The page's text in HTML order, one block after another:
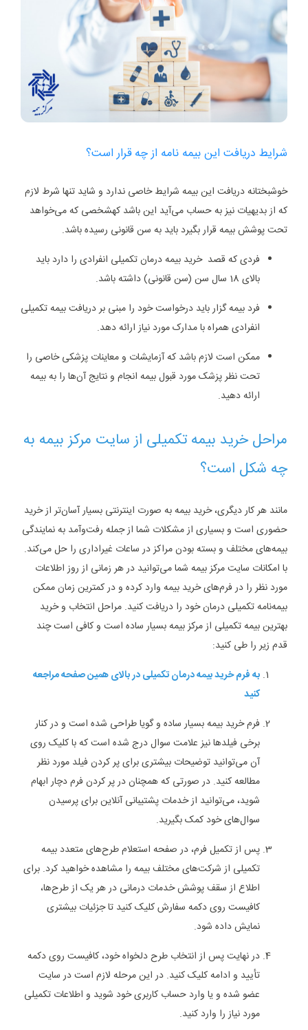
شرایط دریافت این بیمه نامه از چه قرار است؟
خوشبختانه دریافت این بیمه شرایط خاصی ندارد و شاید تنها شرط لازم
که از بدیهیات نیز به حساب می‌آید این باشد کهشخصی که می‌خواهد
تحت پوشش بیمه قرار بگیرد باید به سن قانونی رسیده باشد.
فردی که قصد خرید بیمه درمان تکمیلی انفرادی را دارد باید
بالای 18 سال سن (سن قانونی) داشته باشد.
فرد بیمه گزار باید درخواست خود را مبنی بر دریافت بیمه تکمیلی
انفرادی همراه با مدارک مورد نیاز ارائه دهد.
ممکن است لازم باشد که آزمایشات و معاینات پزشکی خاصی را
تحت نظر پزشک مورد قبول بیمه انجام و نتایج آن‌ها را به بیمه
ارائه دهید.
مراحل خرید بیمه تکمیلی از سایت مرکز بیمه به
چه شکل است؟
مانند هر کار دیگری، خرید بیمه به صورت اینترنتی بسیار آسان‌تر از خرید
حضوری است و بسیاری از مشکلات شما از جمله رفت‌وآمد به نمایندگی
بیمه‌های مختلف و بسته بودن مراکز در ساعات غیراداری را حل می‌کند.
با امکانات سایت مرکز بیمه شما می‌توانید در هر زمانی از روز اطلاعات
مورد نظر را در فرم‌های خرید بیمه وارد کرده و در کمترین زمان ممکن
بیمه‌نامه تکمیلی درمان خود را دریافت کنید. مراحل انتخاب و خرید
بهترین بیمه تکمیلی از مرکز بیمه بسیار ساده است و کافی است چند
قدم زیر را طی کنید:
به فرم خرید بیمه درمان تکمیلی در بالای همین صفحه مراجعه
کنید
فرم خرید بیمه بسیار ساده و گویا طراحی شده است و در کنار
برخی فیلدها نیز علامت سوال درج شده است که با کلیک روی
آن می‌توانید توضیحات بیشتری برای پر کردن فیلد مورد نظر
مطالعه کنید. در صورتی که همچنان در پر کردن فرم دچار ابهام
شوید، می‌توانید از خدمات پشتیبانی آنلاین برای پرسیدن
سوال‌های خود کمک بگیرید.
پس از تکمیل فرم، در صفحه استعلام طرح‌های متعدد بیمه
تکمیلی از شرکت‌های مختلف بیمه را مشاهده خواهید کرد. برای
اطلاع از سقف پوشش خدمات درمانی در هر یک از طرح‌ها،
کافیست روی دکمه سفارش کلیک کنید تا جزئیات بیشتری
نمایش داده شود.
در نهایت پس از انتخاب طرح دلخواه خود، کافیست روی دکمه
تأیید و ادامه کلیک کنید. در این مرحله لازم است در سایت
عضو شده و یا وارد حساب کاربری خود شوید و اطلاعات تکمیلی
مورد نیاز را وارد کنید.